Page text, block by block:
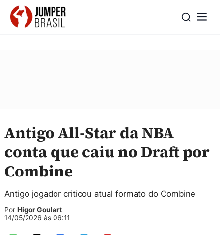
Antigo All-Star da NBA
conta que caiu no Draft por
Combine
Antigo jogador criticou atual formato do Combine
Por Higor Goulart
14/05/2026 às 06:11